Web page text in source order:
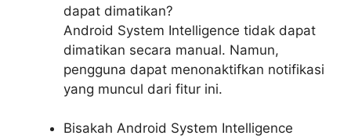
dapat dimatikan?
Android System Intelligence tidak dapat
dimatikan secara manual. Namun,
pengguna dapat menonaktifkan notifikasi
yang muncul dari fitur ini.
Bisakah Android System Intelligence